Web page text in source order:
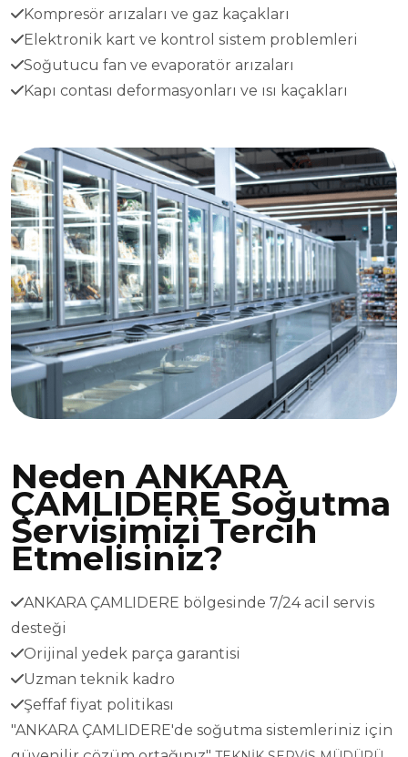
Kompresör arızaları ve gaz kaçakları
Elektronik kart ve kontrol sistem problemleri
Soğutucu fan ve evaporatör arızaları
Kapı contası deformasyonları ve ısı kaçakları
Neden ANKARA
ÇAMLIDERE Soğutma
Servisimizi Tercih
Etmelisiniz?
ANKARA ÇAMLIDERE bölgesinde 7/24 acil servis
desteği
Orijinal yedek parça garantisi
Uzman teknik kadro
Şeffaf fiyat politikası
"ANKARA ÇAMLIDERE'de soğutma sistemleriniz için